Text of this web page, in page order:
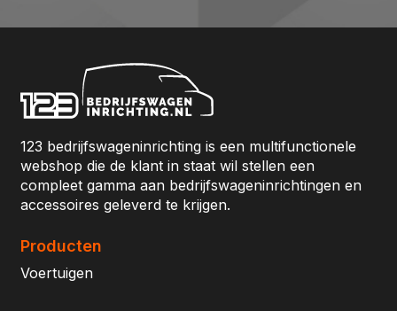
123 bedrijfswageninrichting is een multifunctionele
webshop die de klant in staat wil stellen een
compleet gamma aan bedrijfswageninrichtingen en
accessoires geleverd te krijgen.
Producten
Voertuigen